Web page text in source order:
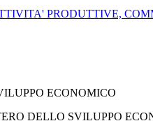
PRODUTTIVE,
ECONOMICO
DELLO SVILUPPO